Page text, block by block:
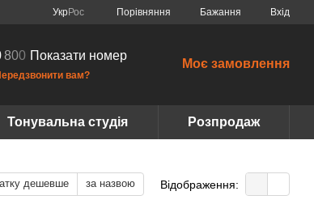
УкрРос Порівняння Бажання Вхід
800 Показати номер
вам?
Моє замовлення
Тонувальна студія Розпродаж
дешевше за назвою Відображення: